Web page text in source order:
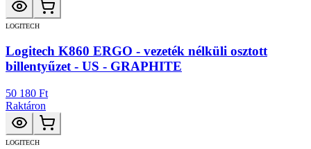
LOGITECH
Logitech K860 ERGO - vezeték nélküli osztott
billentyűzet - US - GRAPHITE
50 180 Ft
Raktáron
LOGITECH